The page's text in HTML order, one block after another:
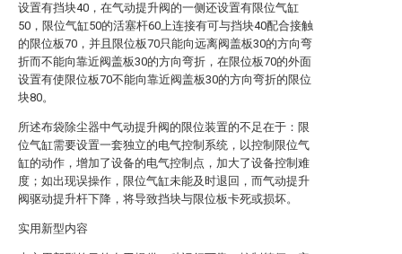
设置有挡块40，在气动提升阀的一侧还设置有限位气缸
50，限位气缸50的活塞杆60上连接有可与挡块40配合接触
的限位板70，并且限位板70只能向远离阀盖板30的方向弯
折而不能向靠近阀盖板30的方向弯折，在限位板70的外面
设置有使限位板70不能向靠近阀盖板30的方向弯折的限位
块80。
所述布袋除尘器中气动提升阀的限位装置的不足在于：限
位气缸需要设置一套独立的电气控制系统，以控制限位气
缸的动作，增加了设备的电气控制点，加大了设备控制难
度；如出现误操作，限位气缸未能及时退回，而气动提升
阀驱动提升杆下降，将导致挡块与限位板卡死或损坏。
实用新型内容